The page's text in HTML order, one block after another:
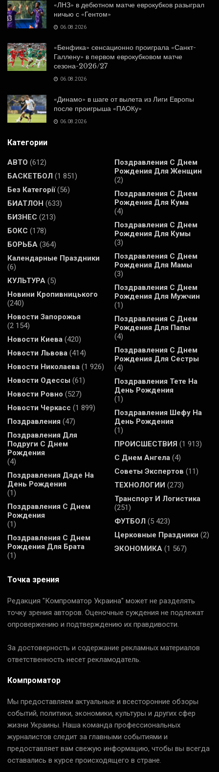
«ЛНЗ» в дебютном матче еврокубков разыграл
ничью с «Гентом»
06.08.2026
«Бенфика» сенсационно проиграла «Санкт-
Галлену» в первом еврокубковом матче
сезона-2026/27
06.08.2026
«Динамо» в шаге от вылета из Лиги Европы
после проигрыша «ПАОКу»
06.08.2026
Категории
АВТО (612)
БАСКЕТБОЛ (1 851)
Без Категорії(56)
БИАТЛОН (633)
БИЗНЕС (213)
БОКС (178)
БОРЬБА (364)
Календарные Праздники
(6)
КУЛЬТУРА (5)
Новини Кропивницького
(240)
Новости Запорожья
(2 154)
Новости Киева (420)
Новости Львова (414)
Новости Николаева (1 926)
Новости Одессы (61)
Новости Ровно (527)
Новости Черкасс (1 899)
Поздравления (47)
Поздравления Для
Подруги С Днем
Рождения
(4)
Поздравления Дяде На
День Рождения
(1)
Поздравления С Днем
Рождения
(1)
Поздравления С Днем
Рождения Для Брата
(1)
Поздравления С Днем
Рождения Для Женщин
(2)
Поздравления С Днем
Рождения Для Кума
(4)
Поздравления С Днем
Рождения Для Кумы
(3)
Поздравления С Днем
Рождения Для Мамы
(3)
Поздравления С Днем
Рождения Для Мужчин
(1)
Поздравления С Днем
Рождения Для Папы
(4)
Поздравления С Днем
Рождения Для Сестры
(4)
Поздравления Тете На
День Рождения
(1)
Поздравления Шефу На
День Рождения
(1)
ПРОИСШЕСТВИЯ (1 913)
С Днем Ангела (4)
Советы Экспертов (11)
ТЕХНОЛОГИИ (273)
Транспорт И Логистика
(251)
ФУТБОЛ (5 423)
Церковные Праздники (2)
ЭКОНОМИКА (1 567)
Точка зрения
Редакция "Компроматор Украина" может не разделять
точку зрения авторов. Оценочные суждения не подлежат
опровержению и подтверждению их правдивости.
За достоверность и содержание рекламных материалов
ответственность несет рекламодатель.
Компроматор
Мы предоставляем актуальные и всесторонние обзоры
событий, политики, экономики, культуры и других сфер
жизни Украины. Наша команда профессиональных
журналистов следит за главными событиями и
предоставляет вам свежую информацию, чтобы вы всегда
оставались в курсе происходящего в стране.